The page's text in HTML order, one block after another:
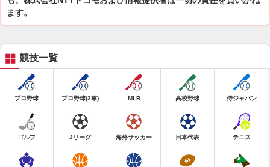
ます。
競技一覧
プロ野球 プロ野球(2軍) MLB 高校野球 侍ジャパン
ゴルフ Jリーグ 海外サッカー 日本代表 テニス